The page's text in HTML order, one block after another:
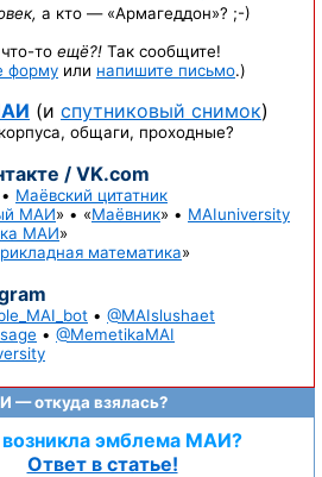
а кто — «Армагеддон»? ;-)
что-то ещё?! Так сообщите!
форму или напишите письмо.)
(и спутниковый снимок)
общаги, проходные?
/ VK.com
• Маёвский цитатник
МАИ» • «Маёвник» • MAIuniversity
МАИ»
математика»
• @MAIslushaet
• @MemetikaMAI
— откуда взялась?
возникла эмблема МАИ?
Ответ в статье!